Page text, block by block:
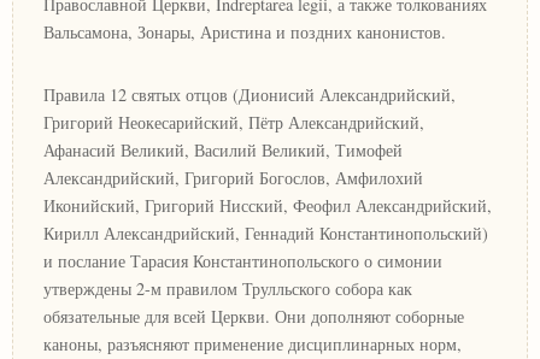
Православной Церкви, Indreptarea legii, а также толкованиях
Вальсамона, Зонары, Аристина и поздних канонистов.
Правила 12 святых отцов (Дионисий Александрийский,
Григорий Неокесарийский, Пётр Александрийский,
Афанасий Великий, Василий Великий, Тимофей
Александрийский, Григорий Богослов, Амфилохий
Иконийский, Григорий Нисский, Феофил Александрийский,
Кирилл Александрийский, Геннадий Константинопольский)
и послание Тарасия Константинопольского о симонии
утверждены 2-м правилом Трулльского собора как
обязательные для всей Церкви. Они дополняют соборные
каноны, разъясняют применение дисциплинарных норм,